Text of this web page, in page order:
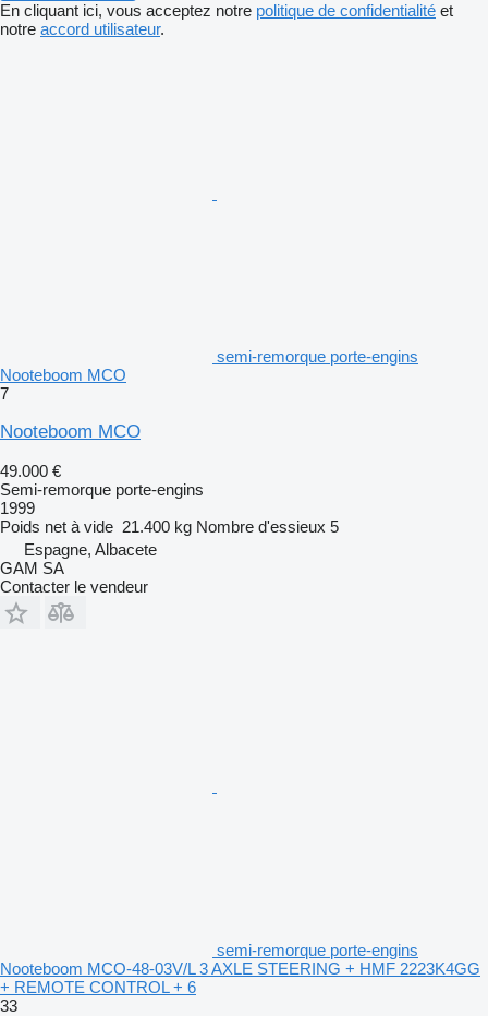
En cliquant ici, vous acceptez notre politique de confidentialité et
notre accord utilisateur.
semi-remorque porte-engins
Nooteboom MCO
7
Nooteboom MCO
49.000 €
Semi-remorque porte-engins
1999
Poids net à vide 21.400 kg Nombre d'essieux 5
Espagne, Albacete
GAM SA
Contacter le vendeur
semi-remorque porte-engins
Nooteboom MCO-48-03V/L 3 AXLE STEERING + HMF 2223K4GG
+ REMOTE CONTROL + 6
33